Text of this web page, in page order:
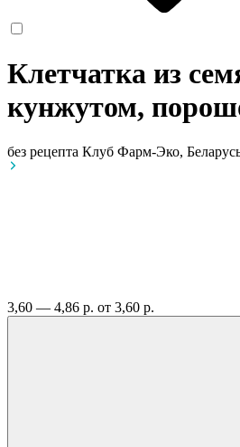
Клетчатка из
кунжутом,
без рецепта Клуб Фарм-Эко,
3,60 — 4,86 р. от 3,60 р.